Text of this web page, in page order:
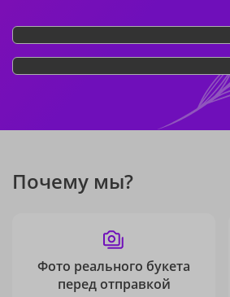
Почему мы?
Фото реального букета
перед отправкой